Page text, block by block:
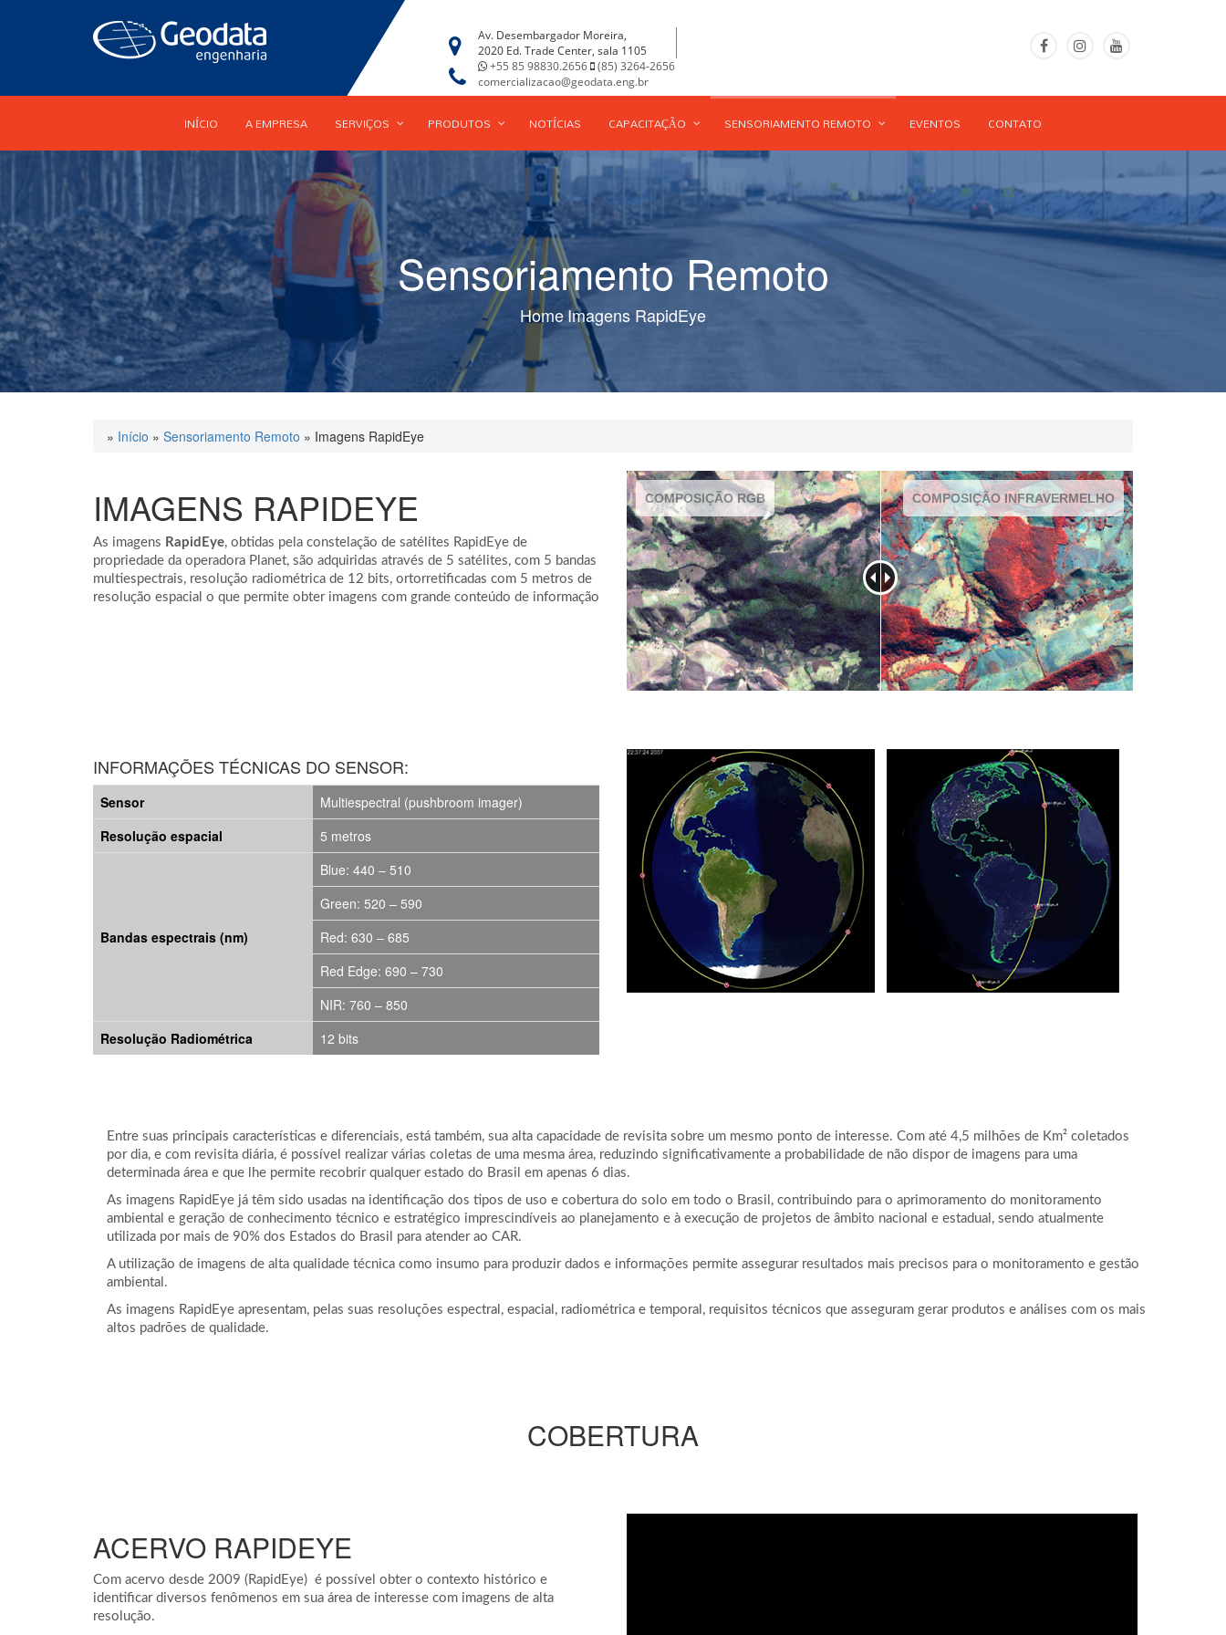
Av. Desembargador Moreira,
2020 Ed. Trade Center, sala 1105
+55 85 98830.2656
(85) 3264-2656
comercializacao@geodata.eng.br
INÍCIO A EMPRESA SERVIÇOS PRODUTOS NOTÍCIAS CAPACITAÇÃO SENSORIAMENTO REMOTO EVENTOS CONTATO
Sensoriamento Remoto
HomeImagens RapidEye
» Início » Sensoriamento Remoto » Imagens RapidEye
IMAGENS RAPIDEYE
As imagens RapidEye, obtidas pela constelação de satélites RapidEye de
propriedade da operadora Planet, são adquiridas através de 5 satélites, com 5 bandas
multiespectrais, resolução radiométrica de 12 bits, ortorretificadas com 5 metros de
resolução espacial o que permite obter imagens com grande conteúdo de informação
COMPOSIÇÃO RGB COMPOSIÇÃO INFRAVERMELHO
INFORMAÇÕES TÉCNICAS DO SENSOR:
Sensor
Multiespectral (pushbroom imager)
Resolução espacial
5 metros
Bandas espectrais (nm)
Blue: 440 – 510
Green: 520 – 590
Red: 630 – 685
Red Edge: 690 – 730
NIR: 760 – 850
Resolução Radiométrica
12 bits
Entre suas principais características e diferenciais, está também, sua alta capacidade de revisita sobre um mesmo ponto de interesse. Com até 4,5 milhões de Km² coletados
por dia, e com revisita diária, é possível realizar várias coletas de uma mesma área, reduzindo significativamente a probabilidade de não dispor de imagens para uma
determinada área e que lhe permite recobrir qualquer estado do Brasil em apenas 6 dias.
As imagens RapidEye já têm sido usadas na identificação dos tipos de uso e cobertura do solo em todo o Brasil, contribuindo para o aprimoramento do monitoramento
ambiental e geração de conhecimento técnico e estratégico imprescindíveis ao planejamento e à execução de projetos de âmbito nacional e estadual, sendo atualmente
utilizada por mais de 90% dos Estados do Brasil para atender ao CAR.
A utilização de imagens de alta qualidade técnica como insumo para produzir dados e informações permite assegurar resultados mais precisos para o monitoramento e gestão
ambiental.
As imagens RapidEye apresentam, pelas suas resoluções espectral, espacial, radiométrica e temporal, requisitos técnicos que asseguram gerar produtos e análises com os mais
altos padrões de qualidade.
COBERTURA
ACERVO RAPIDEYE
Com acervo desde 2009 (RapidEye) é possível obter o contexto histórico e
identificar diversos fenômenos em sua área de interesse com imagens de alta
resolução.